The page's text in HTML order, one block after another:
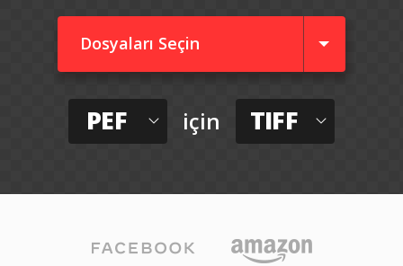
Dosyaları Seçin
PEF için TIFF